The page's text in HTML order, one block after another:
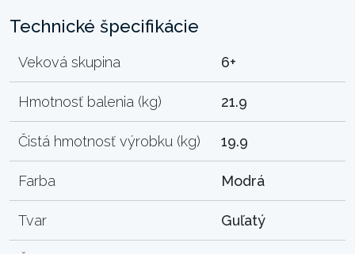
Technické špecifikácie
Veková skupina 6+
Hmotnosť balenia (kg) 21.9
Čistá hmotnosť výrobku (kg) 19.9
Farba Modrá
Tvar Guľatý